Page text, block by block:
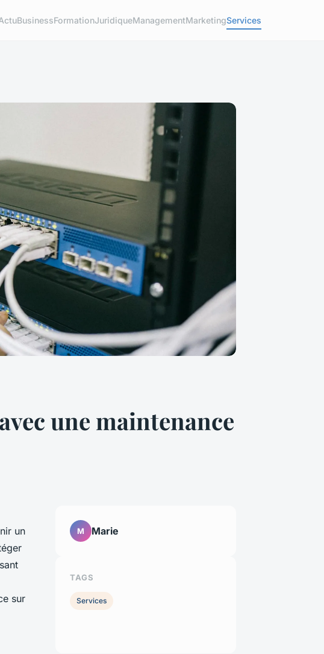
BusinessFormationJuridiqueManagementMarketingServices
une maintenance
un
sur
M Marie
TAGS
Services